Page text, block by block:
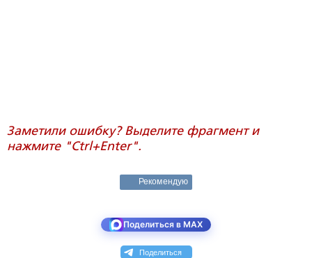
Заметили ошибку? Выделите фрагмент и
нажмите "Ctrl+Enter".
Рекомендую
Поделиться в MAX
Поделиться